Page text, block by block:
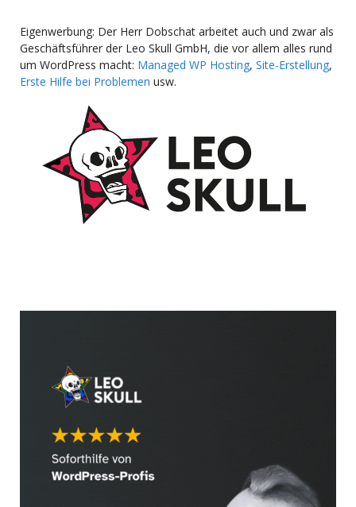
Eigenwerbung: Der Herr Dobschat arbeitet auch und zwar als
Geschäftsführer der Leo Skull GmbH, die vor allem alles rund
um WordPress macht: Managed WP Hosting, Site-Erstellung,
Erste Hilfe bei Problemen usw.